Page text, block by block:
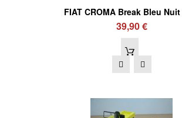
FIAT CROMA Break Bleu
39,90 €